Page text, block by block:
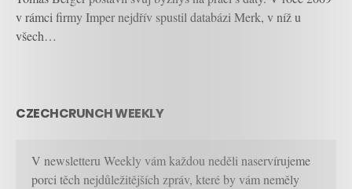
v rámci firmy Imper nejdřív spustil databázi Merk, v níž u
všech…
CZECHCRUNCH WEEKLY
V newsletteru Weekly vám každou neděli naservírujeme
porci těch nejdůležitějších zpráv, které by vám neměly